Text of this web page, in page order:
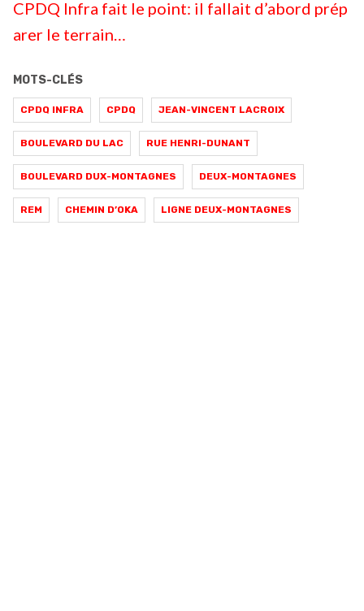
CPDQ Infra fait le point: il fallait d’abord prép
arer le terrain…
MOTS-CLÉS
CPDQ INFRA CPDQ JEAN-VINCENT LACROIX
BOULEVARD DU LAC RUE HENRI-DUNANT
BOULEVARD DUX-MONTAGNES DEUX-MONTAGNES
REM CHEMIN D’OKA LIGNE DEUX-MONTAGNES